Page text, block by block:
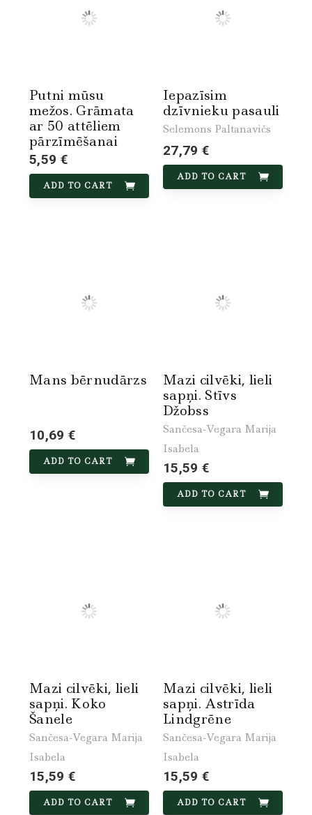
Putni mūsu
mežos. Grāmata
ar 50 attēliem
pārzīmēšanai
5,59 €
ADD TO CART
Iepazīsim
dzīvnieku pasauli
Selemons Paltanavičs
27,79 €
ADD TO CART
Mans bērnudārzs
10,69 €
ADD TO CART
Mazi cilvēki, lieli
sapņi. Stīvs
Džobss
Sančesa-Vegara Marija
Isabela
15,59 €
ADD TO CART
Mazi cilvēki, lieli
sapņi. Koko
Šanele
Sančesa-Vegara Marija
Isabela
15,59 €
ADD TO CART
Mazi cilvēki, lieli
sapņi. Astrīda
Lindgrēne
Sančesa-Vegara Marija
Isabela
15,59 €
ADD TO CART